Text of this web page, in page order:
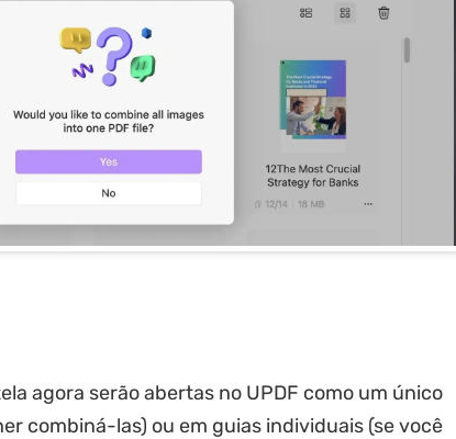
agora serão abertas no UPDF como um único
combiná-las) ou em guias individuais (se você